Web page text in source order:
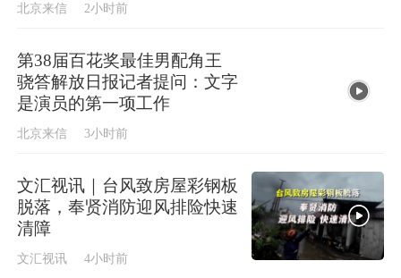
北京来信 2小时前
第38届百花奖最佳男配角王
骁答解放日报记者提问：文字
是演员的第一项工作
北京来信 3小时前
文汇视讯｜台风致房屋彩钢板
脱落，奉贤消防迎风排险快速
清障
文汇视讯 4小时前